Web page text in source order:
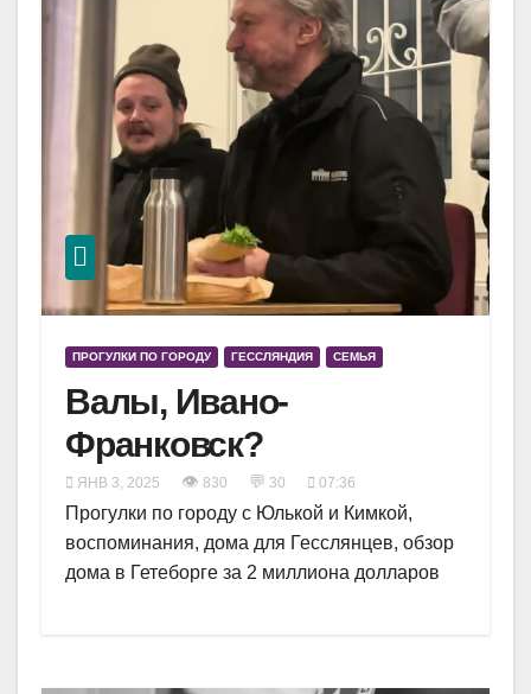
ПРОГУЛКИ ПО ГОРОДУ ГЕССЛЯНДИЯ СЕМЬЯ
Валы, Ивано-
Франковск?
ЯНВ 3, 2025 👁 830 💬 30 07:36
Прогулки по городу с Юлькой и Кимкой,
воспоминания, дома для Гесслянцев, обзор
дома в Гетеборге за 2 миллиона долларов